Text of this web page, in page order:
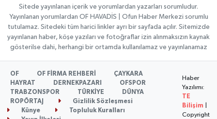
Sitede yayınlanan içerik ve yorumlardan yazarları sorumludur.
Yayınlanan yorumlardan OF HAVADİS | Ofun Haber Merkezi sorumlu
tutulamaz. Sitedeki tüm harici linkler ayrı bir sayfada açılır. Sitemizde
yayınlanan haber, köşe yazıları ve fotoğraflar izin alınmaksızın kaynak
gösterilse dahi, herhangi bir ortamda kullanılamaz ve yayınlanamaz
OF OF FİRMA REHBERİ
ÇAYKARA
HAYRAT
DERNEKPAZARI
OFSPOR
TRABZONSPOR
TÜRKİYE
DÜNYA
ROPÖRTAJ
Gizlilik Sözleşmesi
Künye
Topluluk Kuralları
Haber
Yazılımı:
TE
Bilişim
Copyright